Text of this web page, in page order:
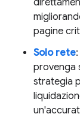
pagine
Solo rete
provenga
strategia